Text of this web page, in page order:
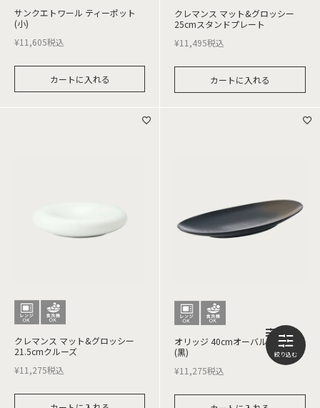
サンクエトワール ティーポット
(小)
¥11,605税込
カートに入れる
クレマンス マット&グロッシー
25cmスタンドプレート
¥11,495税込
カートに入れる
クレマンス マット&グロッシー
21.5cmクルーズ
¥11,275税込
オリッジ 40cmオーバルプラター
(黒)
¥11,275税込